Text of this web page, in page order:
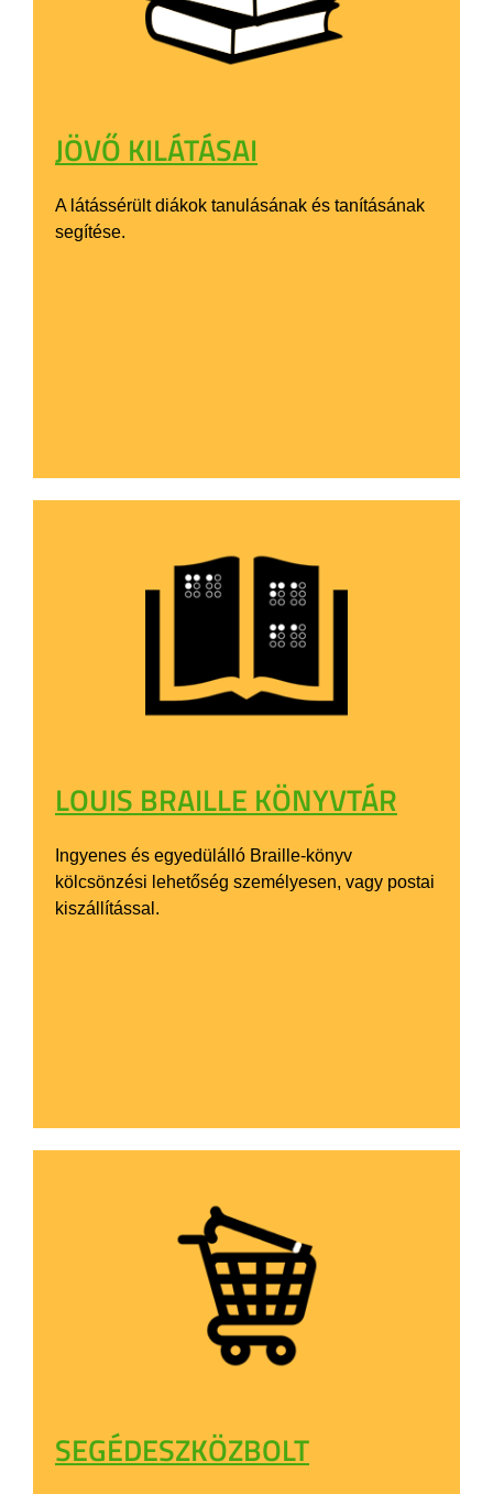
JÖVŐ KILÁTÁSAI
A látássérült diákok tanulásának és tanításának
segítése.
LOUIS BRAILLE KÖNYVTÁR
Ingyenes és egyedülálló Braille-könyv
kölcsönzési lehetőség személyesen, vagy postai
kiszállítással.
SEGÉDESZKÖZBOLT